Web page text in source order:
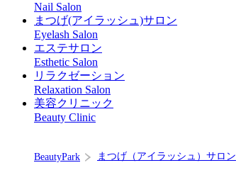
Nail Salon
まつげ(アイラッシュ)サロン
Eyelash Salon
エステサロン
Esthetic Salon
リラクゼーション
Relaxation Salon
美容クリニック
Beauty Clinic
BeautyPark まつげ（アイラッシュ）サロン